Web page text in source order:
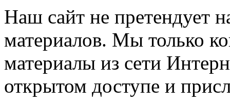
Наш сайт не претендует
материалов. Мы только
материалы из сети
открытом доступе и